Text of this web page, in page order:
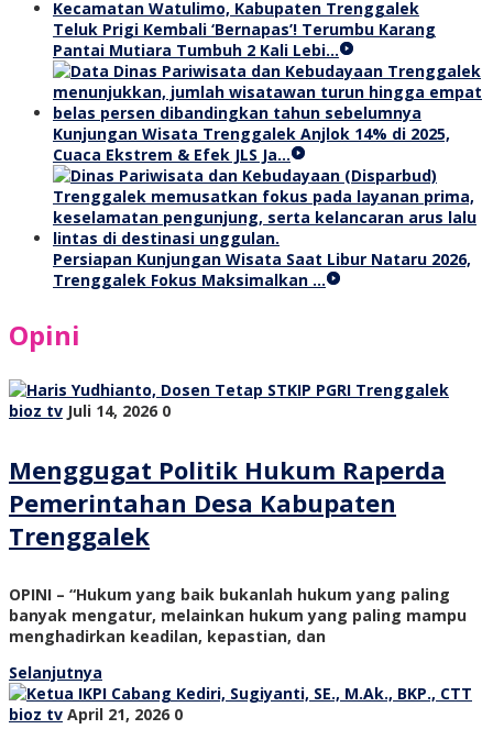
Teluk Prigi Kembali ‘Bernapas’! Terumbu Karang
Pantai Mutiara Tumbuh 2 Kali Lebi…
Kunjungan Wisata Trenggalek Anjlok 14% di 2025,
Cuaca Ekstrem & Efek JLS Ja…
Persiapan Kunjungan Wisata Saat Libur Nataru 2026,
Trenggalek Fokus Maksimalkan …
Opini
bioz tv Juli 14, 2026 0
Menggugat Politik Hukum Raperda
Pemerintahan Desa Kabupaten
Trenggalek
OPINI – “Hukum yang baik bukanlah hukum yang paling
banyak mengatur, melainkan hukum yang paling mampu
menghadirkan keadilan, kepastian, dan
Selanjutnya
bioz tv April 21, 2026 0